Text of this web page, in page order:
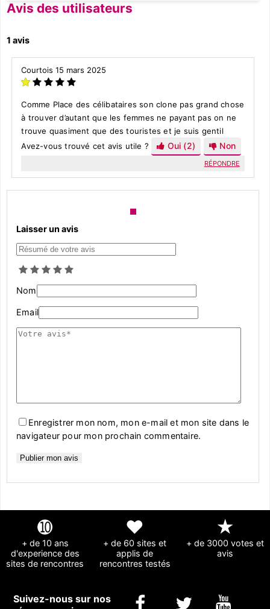
Avis des utilisateurs
1 avis
Courtois 15 mars 2025
Comme Place des célibataires son clone pas grand chose
à trouver d’autant que les femmes ne payant pas on ne
trouve quasiment que des touristes et je suis gentil
Avez-vous trouvé cet avis utile ?
Oui (2) Non
RÉPONDRE
Laisser un avis
Nom
Email
Enregistrer mon nom, mon e-mail et mon site dans le
navigateur pour mon prochain commentaire.
➓
+ de 10 ans
d'experience des
sites de rencontres
❤
+ de 60 sites et
applis de
rencontres testés
★
+ de 3000 votes et
avis
Suivez-nous sur nos